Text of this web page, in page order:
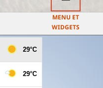
MENU ET
WIDGETS